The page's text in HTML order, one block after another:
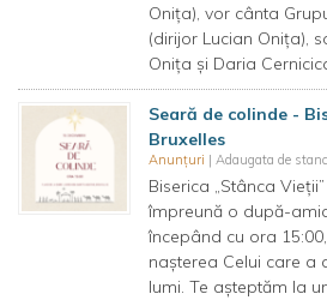
Onița), vor cânta
(dirijor Lucian Onița),
Onița și Daria
Seară de colinde -
Bruxelles
Anunțuri | Adaugata de
Biserica „Stânca
împreună o după-
începând cu ora
nașterea Celui care a
lumi. Te așteptăm la